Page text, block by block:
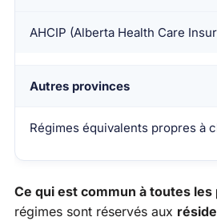
AHCIP (Alberta Health Care
Autres provinces
Régimes équivalents propres à
Ce qui est commun à toutes les
régimes sont réservés aux